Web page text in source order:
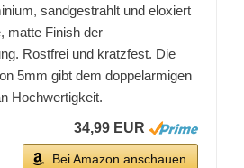
sandgestrahlt und eloxiert
matte Finish der
Rostfrei und kratzfest. Die
5mm gibt dem doppelarmigen
Hochwertigkeit.
34,99 EUR
Bei Amazon anschauen